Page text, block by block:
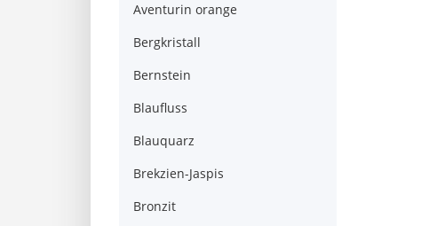
Aventurin orange
Bergkristall
Bernstein
Blaufluss
Blauquarz
Brekzien-Jaspis
Bronzit